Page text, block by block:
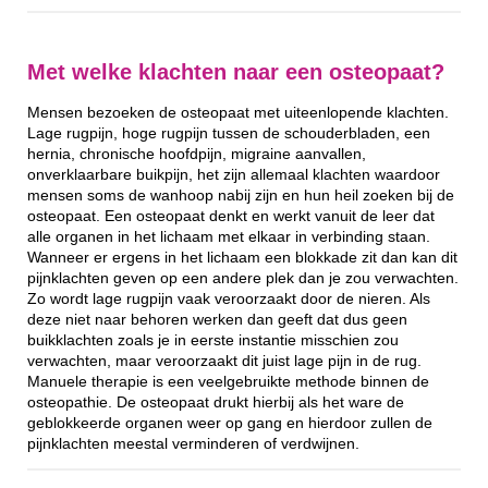
Met welke klachten naar een osteopaat?
Mensen bezoeken de osteopaat met uiteenlopende klachten.
Lage rugpijn, hoge rugpijn tussen de schouderbladen, een
hernia, chronische hoofdpijn, migraine aanvallen,
onverklaarbare buikpijn, het zijn allemaal klachten waardoor
mensen soms de wanhoop nabij zijn en hun heil zoeken bij de
osteopaat. Een osteopaat denkt en werkt vanuit de leer dat
alle organen in het lichaam met elkaar in verbinding staan.
Wanneer er ergens in het lichaam een blokkade zit dan kan dit
pijnklachten geven op een andere plek dan je zou verwachten.
Zo wordt lage rugpijn vaak veroorzaakt door de nieren. Als
deze niet naar behoren werken dan geeft dat dus geen
buikklachten zoals je in eerste instantie misschien zou
verwachten, maar veroorzaakt dit juist lage pijn in de rug.
Manuele therapie is een veelgebruikte methode binnen de
osteopathie. De osteopaat drukt hierbij als het ware de
geblokkeerde organen weer op gang en hierdoor zullen de
pijnklachten meestal verminderen of verdwijnen.